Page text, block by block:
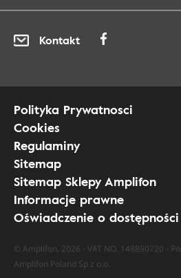
Kontakt
Polityka Prywatnosci
Cookies
Regulaminy
Sitemap
Sitemap Sklepy Amplifon
Informacje prawne
Oświadczenie o dostępności
© Amplifon, 2026 - VAT NO. 148890720 -
Amplifon Poland Sp z o.o.